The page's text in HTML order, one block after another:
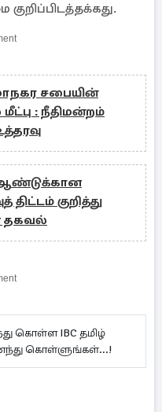
சபையின்
: நீதிமன்றம்
திட்டம் குறித்து
தகவல்
கொள்ள IBC தமிழ்
கொள்ளுங்கள்...!